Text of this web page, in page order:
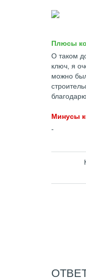
Плюсы
О таком
ключ, я
можно
Минусы
-